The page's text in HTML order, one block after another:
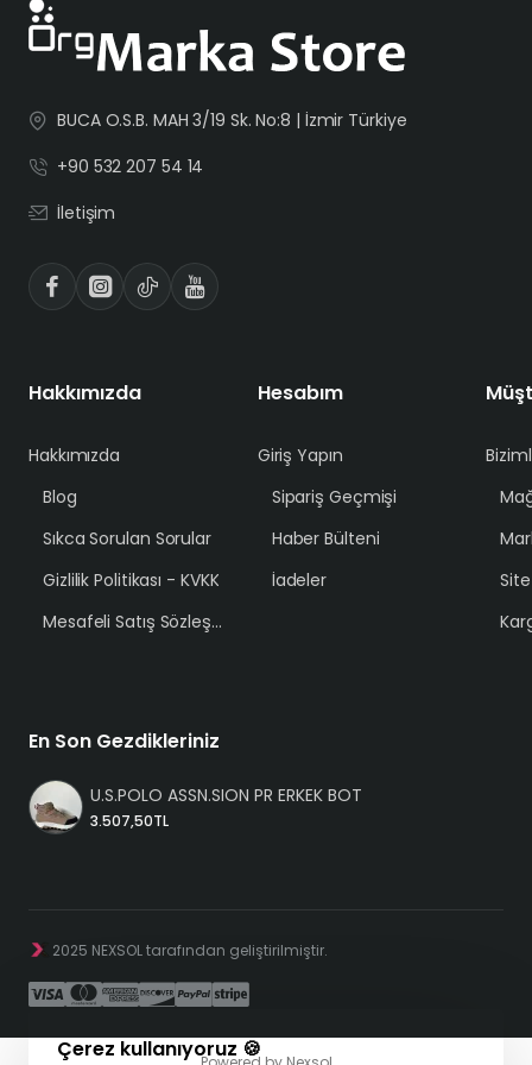
Çerez kullanıyoruz 🍪
BUCA O.S.B. MAH 3/19 Sk. No:8 | İzmir Türkiye
+90 532 207 54 14
İletişim
Hakkımızda
Hakkımızda
Blog
Sıkca Sorulan Sorular
Gizlilik Politikası - KVKK
Mesafeli Satış Sözleşmesi
Hesabım
Giriş Yapın
Sipariş Geçmişi
Haber Bülteni
İadeler
En Son Gezdikleriniz
U.S.POLO ASSN.SION PR ERKEK BOT
3.507,50TL
2025 NEXSOL tarafından geliştirilmiştir.